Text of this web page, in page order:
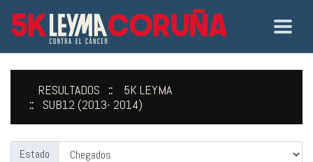
RESULTADOS
5K LEYMA
SUB12 (2013- 2014)
Estado